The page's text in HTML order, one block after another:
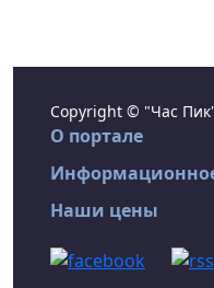
Copyright © "Час
О портале
Наши цены